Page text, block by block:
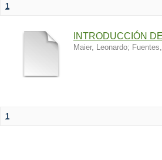
1
INTRODUCCIÓN
Maier, Leonardo;
1